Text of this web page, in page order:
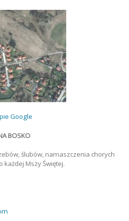
Google
BOSKO
ślubów, namaszczenia chorych
każdej Mszy Świętej.